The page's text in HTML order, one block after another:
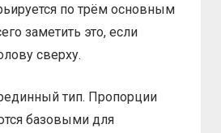
по трём основным
заметить это, если
сверху.
тип. Пропорции
базовыми для